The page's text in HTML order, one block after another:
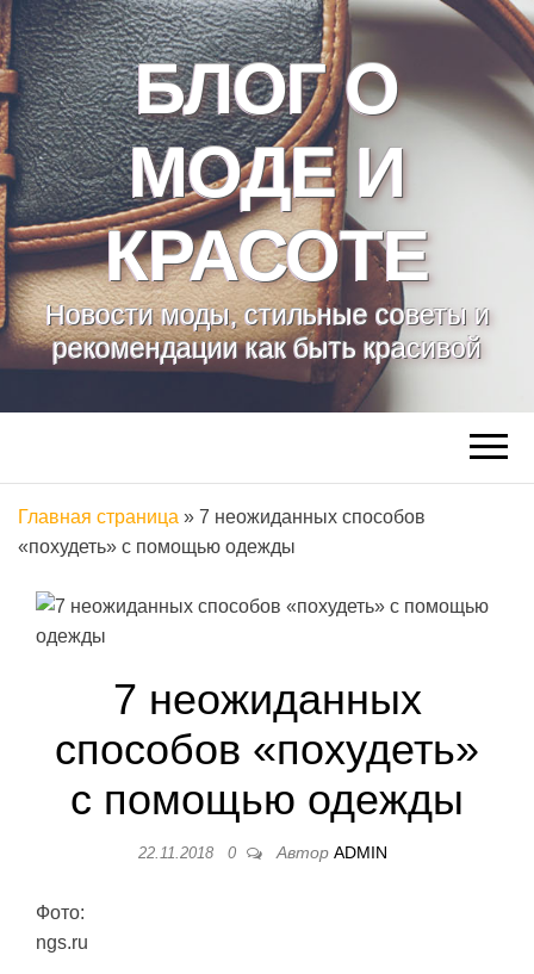
БЛОГ О
МОДЕ И
КРАСОТЕ
Новости моды, стильные советы и
рекомендации как быть красивой
Главная страница » 7 неожиданных способов
«похудеть» с помощью одежды
7 неожиданных
способов «похудеть»
с помощью одежды
22.11.2018 0 Автор ADMIN
Фото:
ngs.ru